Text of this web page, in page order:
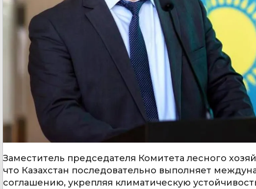
Заместитель председателя Комитета лесного
что Казахстан последовательно выполняет
соглашению, укрепляя климатическую